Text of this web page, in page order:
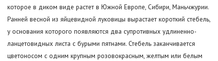
которое в диком виде растет в Южной Европе, Сибири, Маньчжурии.
Ранней весной из яйцевидной луковицы вырастает короткий стебель,
у основания которого появляются два супротивных удлиненно-
ланцетовидных листа с бурыми пятнами. Стебель заканчивается
цветоносом с одним крупным розовокрасным, желтым или белым